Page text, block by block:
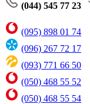
(044) 545 77 23
(095) 898 01 74
(096) 267 72 17
(093) 771 66 50
(050) 468 55 52
(050) 468 55 54